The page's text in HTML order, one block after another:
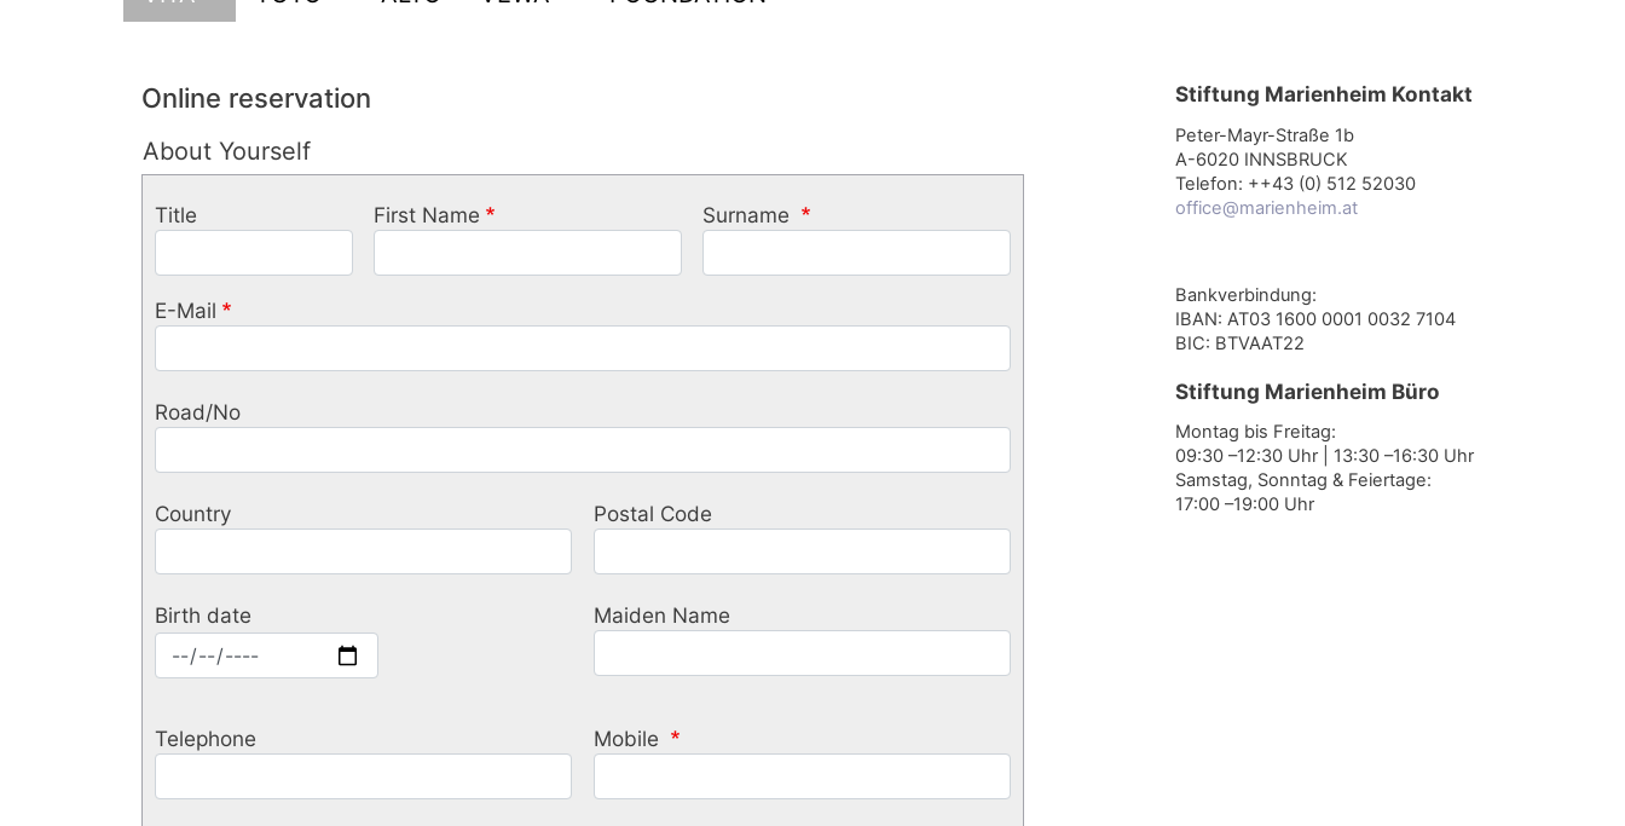
Online reservation
About Yourself
Title
Title First Name Surname
E-Mail
Adresse
Road/No
Country Postal Code
Birth date
Birth
date:
Maiden Name
Telephone Mobile
Stiftung Marienheim Kontakt
Peter-Mayr-Straße 1b
A-6020 INNSBRUCK
Telefon: ++43 (0) 512 52030
office@marienheim.at
Bankverbindung:
IBAN: AT03 1600 0001 0032 7104
BIC: BTVAAT22
Stiftung Marienheim Büro
Montag bis Freitag:
09:30 –12:30 Uhr | 13:30 –16:30 Uhr
Samstag, Sonntag & Feiertage:
17:00 –19:00 Uhr